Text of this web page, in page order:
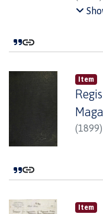
Fuego
Item
(1899)
Item